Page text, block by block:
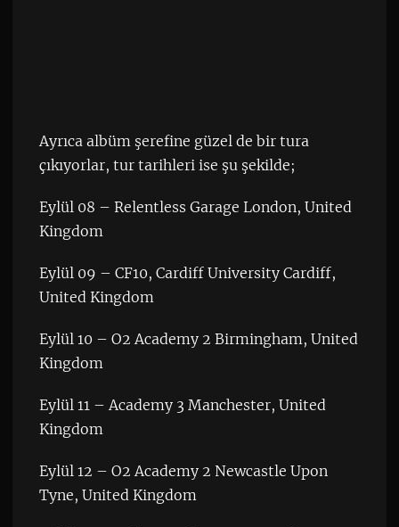
Ayrıca albüm şerefine güzel de bir tura
çıkıyorlar, tur tarihleri ise şu şekilde;
Eylül 08 – Relentless Garage London, United
Kingdom
Eylül 09 – CF10, Cardiff University Cardiff,
United Kingdom
Eylül 10 – O2 Academy 2 Birmingham, United
Kingdom
Eylül 11 – Academy 3 Manchester, United
Kingdom
Eylül 12 – O2 Academy 2 Newcastle Upon
Tyne, United Kingdom